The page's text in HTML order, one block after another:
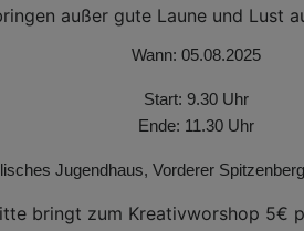
außer gute Laune und Lust
Wann: 05.08.2025
Start: 9.30 Uhr
Ende: 11.30 Uhr
Jugendhaus, Vorderer
bringt zum Kreativworshop 5€